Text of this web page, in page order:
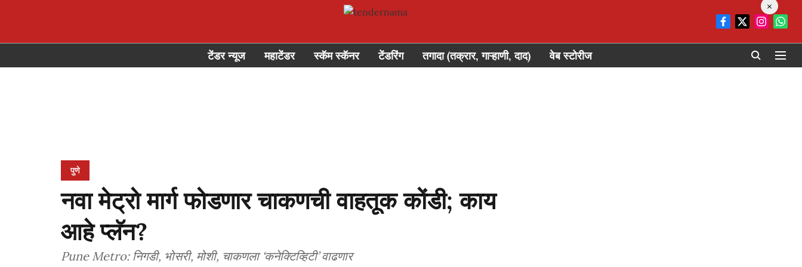
टेंडर न्यूज महाटेंडर स्कॅम स्कॅनर टेंडरिंग तगादा (तक्रार, गाऱ्हाणी, दाद) वेब स्टोरीज
पुणे
नवा मेट्रो मार्ग फोडणार चाकणची वाहतूक कोंडी; काय
आहे प्लॅन?
Pune Metro: निगडी, भोसरी, मोशी, चाकणला ‘कनेक्टिव्हिटी’ वाढणार
×